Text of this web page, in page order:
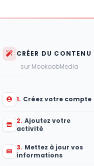
CRÉER DU CONTENU
sur MookoobMedia
1. Créez votre compte
2. Ajoutez votre
activité
3. Mettez à jour vos
informations